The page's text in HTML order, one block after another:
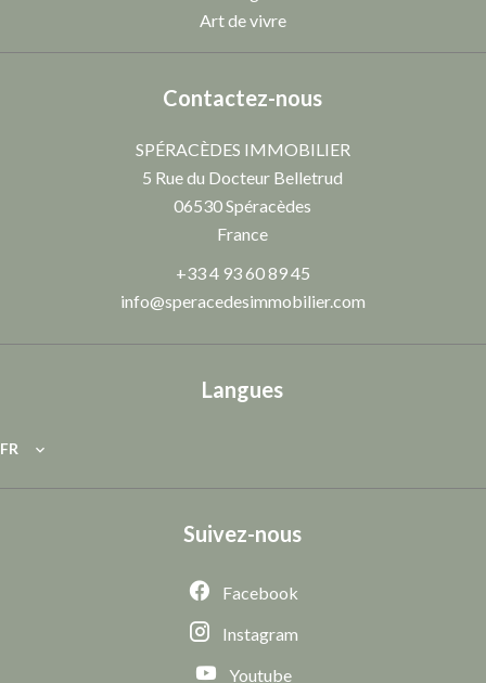
Art de vivre
Contactez-nous
SPÉRACÈDES IMMOBILIER
5 Rue du Docteur Belletrud
06530Spéracèdes
France
+33 4 93 60 89 45
info@speracedesimmobilier.com
Langues
FR
Suivez-nous
Facebook
Instagram
Youtube